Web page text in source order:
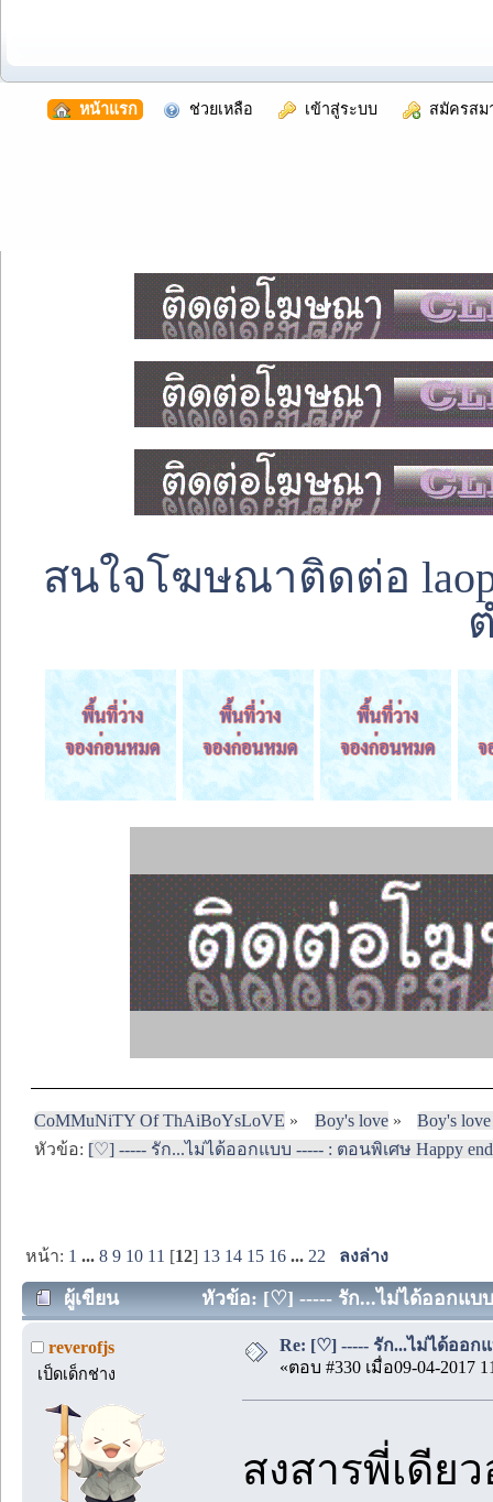
หน้าแรก ช่วยเหลือ เข้าสู่ระบบ สมัครสม
สนใจโฆษณาติดต่อ
CoMMuNiTY Of ThAiBoYsLoVE » Boy's love»
Boy's
หัวข้อ: [♡] ----- รัก...ไม่ได้ออกแบบ ----- : ตอนพิเศษ Happy
หน้า: 1 ...8 9 10 11 [12] 13 14 15 16 ... 22 ลงล่าง
ผู้เขียน หัวข้อ: [♡] ----- รัก...ไม่ได้ออกแบบ
reverofjs
เป็ดเด็กช่าง
Re: [♡] ----- รัก...ไม่ได้ออกแ
«ตอบ #330 เมื่อ09-04-2017
สงสารพี่เดีย